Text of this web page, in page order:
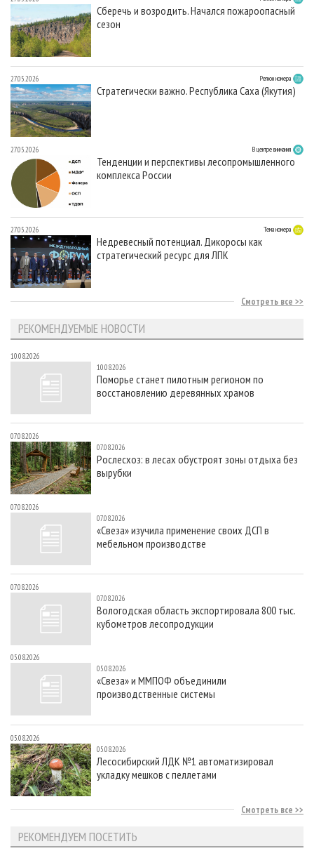
Сберечь и возродить. Начался пожароопасный
сезон
27.05.2026 Регион номера
Стратегически важно. Республика Саха (Якутия)
27.05.2026 В центре внимания
Тенденции и перспективы лесопромышленного
комплекса России
27.05.2026 Тема номера
Недревесный потенциал. Дикоросы как
стратегический ресурс для ЛПК
Смотреть все
РЕКОМЕНДУЕМЫЕ НОВОСТИ
10.08.2026
10.08.2026
Поморье станет пилотным регионом по
восстановлению деревянных храмов
07.08.2026
07.08.2026
Рослесхоз: в лесах обустроят зоны отдыха без
вырубки
07.08.2026
07.08.2026
«Свеза» изучила применение своих ДСП в
мебельном производстве
07.08.2026
07.08.2026
Вологодская область экспортировала 800 тыс.
кубометров лесопродукции
05.08.2026
05.08.2026
«Свеза» и ММПОФ объединили
производственные системы
05.08.2026
05.08.2026
Лесосибирский ЛДК №1 автоматизировал
укладку мешков с пеллетами
Смотреть все
РЕКОМЕНДУЕМ ПОСЕТИТЬ